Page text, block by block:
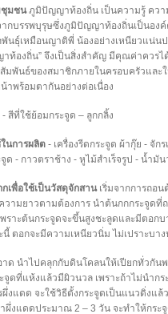
ชุมชนภูมิปัญญาท้องถิ่น เป็นความรู้ ควา
กบรรพบุรุษซึ่งภูมิปัญญาท้องถิ่นเป็นอง
ธุ์เหมือนญาติพี่ น้องอย่างเหนียวแน่น
ท้องถิ่น” จึงเป็นสิ่งสำคัญ มีคุณค่าควร
มพันธ์ของสมาชิกภายในครอบครัวแล
าพร้อมตากันอย่างต่อเนื่อง
- สีที่ใช้ย้อมกระจูด – ลูกกลิ้ง
นการผลิต - เครื่องรีดกระจูด ผ้ากุ๊ย - จัก
ด - กาวตราช้าง - หูไม้สำเร็จรูป - น้ำมั
เพื่อใช้เป็นวัสดุจักสานเริ่มจากการถอ
ามยาวตามต้องการ นำต้นกกกระจูด
ราะต้นกระจูดจะขึ้นสูงชะลูดและมีตอ
นี้ ตอกจะมีความเหนียวนิ่ม ไม่เปราะบา
ด นำไปคลุกกับดินโคลนให้เปียกทั่วกัน
จูดที่แห้งแล้วมีผิวนวล เพราะถ้าไม่นำ
งแดด จะใช้วิธีตั้งกระจูดเป็นแนวดิ่งแล้
ผึ่งแดดประมาณ 2 – 3 วัน จะทำให้กร